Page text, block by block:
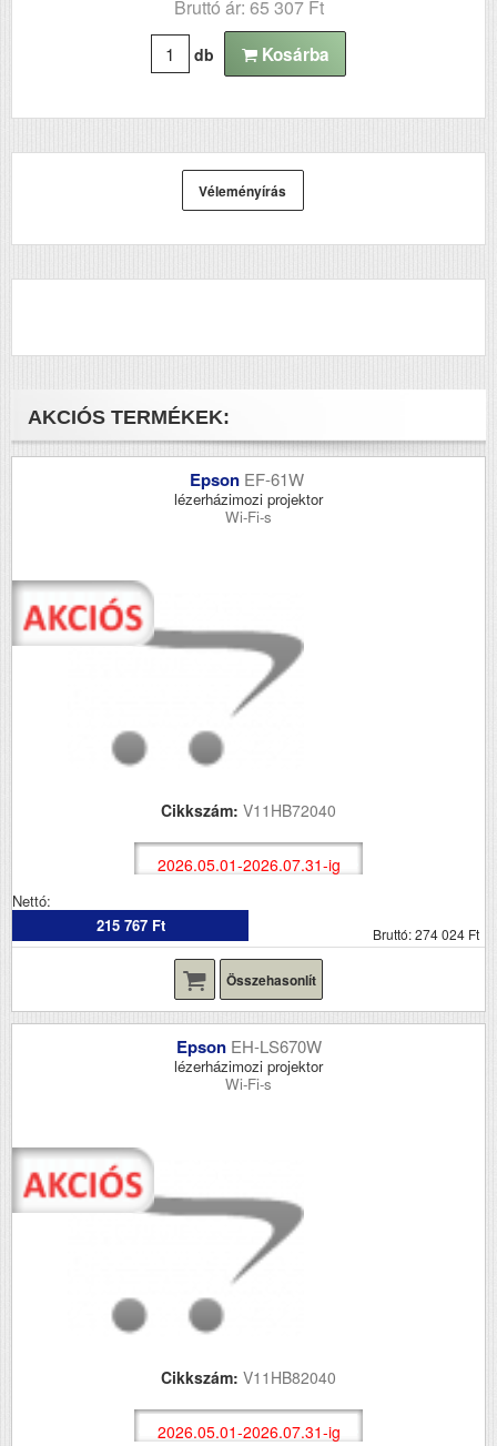
Epson WorkForce
Pro WP-M4595DNF
Bruttó ár: 65 307 Ft
db Kosárba
Véleményírás
AKCIÓS TERMÉKEK:
Epson EF-61W
lézerházimozi projektor
Wi-Fi-s
Cikkszám: V11HB72040
2026.05.01-2026.07.31-ig
Nettó:
215 767 Ft
Bruttó: 274 024 Ft
Összehasonlít
Epson EH-LS670W
lézerházimozi projektor
Wi-Fi-s
Cikkszám: V11HB82040
2026.05.01-2026.07.31-ig